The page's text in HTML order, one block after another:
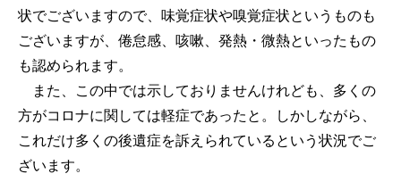
状でございますので、味覚症状や嗅覚症状というものも
ございますが、倦怠感、咳嗽、発熱・微熱といったもの
も認められます。
また、この中では示しておりませんけれども、多くの
方がコロナに関しては軽症であったと。しかしながら、
これだけ多くの後遺症を訴えられているという状況でご
ざいます。